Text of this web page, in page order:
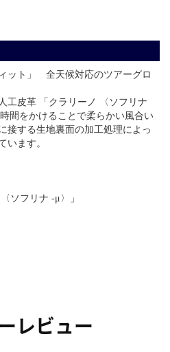
ット」 全天候対応のツアーグロ
工皮革 「クラリーノ 〈ソフリナ
間をかけることで柔らかい風合い
接する生地裏面の加工処理によっ
います。
ソフリナ -μ〉」
レビュー